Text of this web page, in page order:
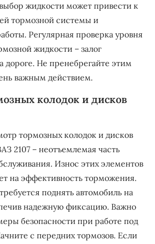
жидкости может привести к
тормозной системы и
Регулярная проверка уровня
жидкости – залог
дороге. Не пренебрегайте этим
важным действием.
колодок и дисков
тормозных колодок и дисков
2107 – неотъемлемая часть
Износ этих элементов
на эффективность торможения.
поднять автомобиль на
надежную фиксацию. Важно
безопасности при работе под
с передних тормозов. Если